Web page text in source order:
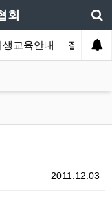
회
생교육안내 질의답변
2011.12.03